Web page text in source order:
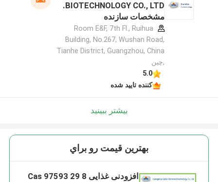
BIOTECHNOLOGY CO., LTD.
مشخصات سازنده
Room E&F, 7th Fl., Ruihua
Building, No.267, Wushan Road,
Tianhe District, Guangzhou, China
,چین
5.0
کننده تایید شده
بیشتر ببینید
بهترين قيمت رو براي
افزودنی غذایی Cas 97593 29 8